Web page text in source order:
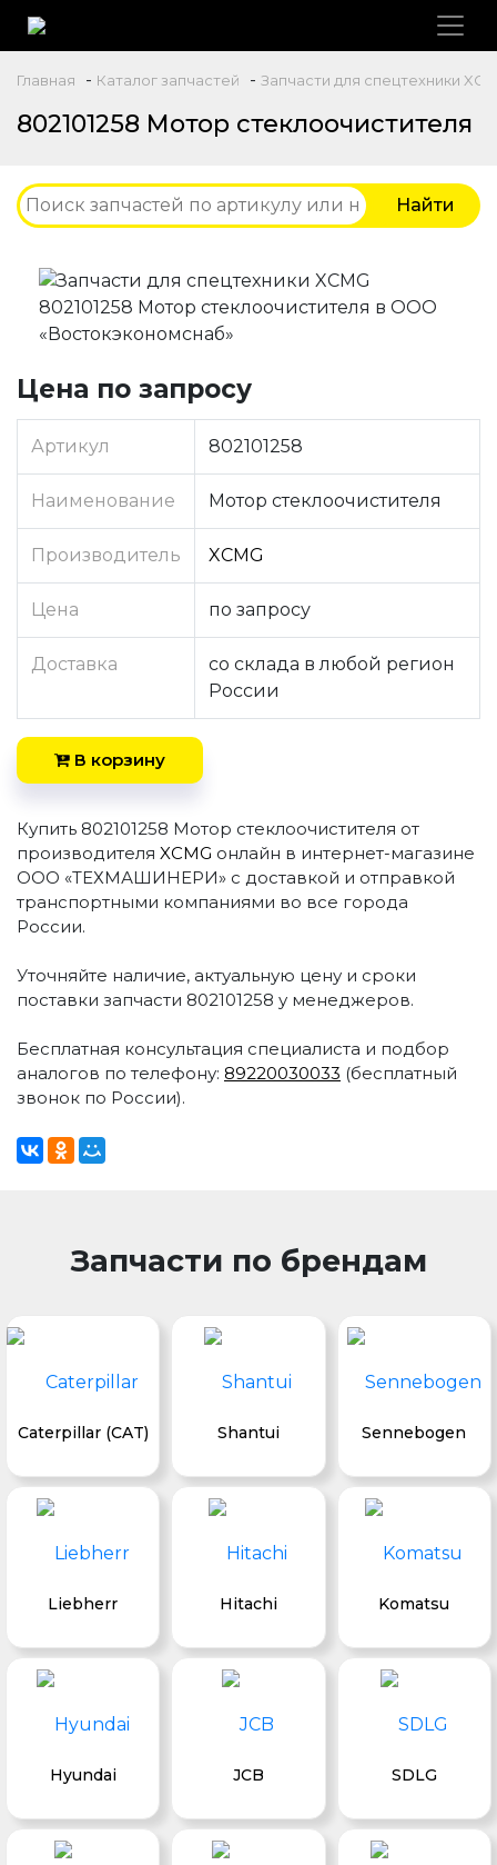
Главная - Каталог запчастей - Запчасти для спецтехники
802101258 Мотор стеклоочистителя
Цена по запросу
Артикул 802101258
Наименование Мотор стеклоочистителя
Производитель XCMG
Цена по запросу
Доставка
со склада в любой регион
России
В корзину
Купить 802101258 Мотор стеклоочистителя от
производителя XCMG онлайн в интернет-магазине
ООО «ТЕХМАШИНЕРИ» с доставкой и отправкой
транспортными компаниями во все города
России.
Уточняйте наличие, актуальную цену и сроки
поставки запчасти 802101258 у менеджеров.
Бесплатная консультация специалиста и подбор
аналогов по телефону: 89220030033 (бесплатный
звонок по России).
Запчасти по брендам
Caterpillar (CAT) Shantui Sennebogen
Liebherr Hitachi Komatsu
Hyundai JCB SDLG